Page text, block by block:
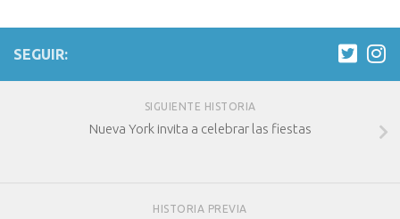
SEGUIR:
SIGUIENTE HISTORIA
Nueva York invita a celebrar las fiestas
HISTORIA PREVIA